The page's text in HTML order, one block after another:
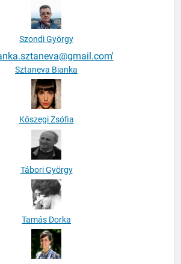
Szondi György
Sztaneva Bianka
Kőszegi Zsófia
Tábori György
Tamás Dorka